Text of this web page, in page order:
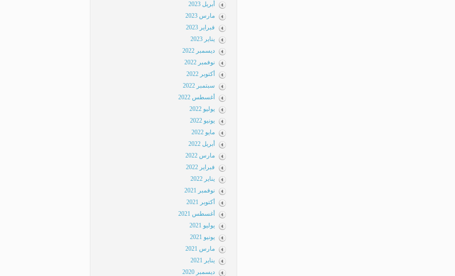
أبريل 2023
مارس 2023
فبراير 2023
يناير 2023
ديسمبر 2022
نوفمبر 2022
أكتوبر 2022
سبتمبر 2022
أغسطس 2022
يوليو 2022
يونيو 2022
مايو 2022
أبريل 2022
مارس 2022
فبراير 2022
يناير 2022
نوفمبر 2021
أكتوبر 2021
أغسطس 2021
يوليو 2021
يونيو 2021
مارس 2021
يناير 2021
ديسمبر 2020